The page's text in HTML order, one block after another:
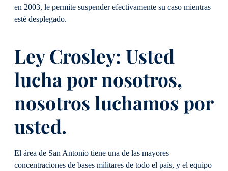
en 2003, le permite suspender efectivamente su caso mientras
esté desplegado.
Ley Crosley: Usted
lucha por nosotros,
nosotros luchamos por
usted.
El área de San Antonio tiene una de las mayores
concentraciones de bases militares de todo el país, y el equipo